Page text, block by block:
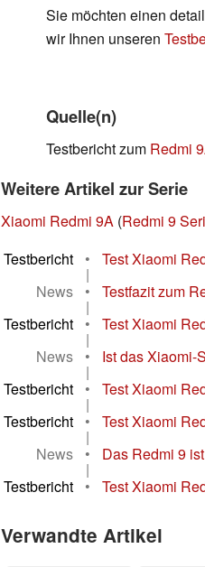
Sie möchten einen
wir Ihnen unseren
Quelle(n)
Testbericht zum Redmi
Weitere Artikel zur Serie
Xiaomi Redmi 9A (Redmi 9
Testbericht
• Test Xiaomi
|
News
• Testfazit zum
|
Testbericht
• Test Xiaomi
|
News
• Ist das Xiaomi-
|
Testbericht
• Test Xiaomi
|
Testbericht
• Test Xiaomi
|
News
• Das Redmi 9
|
Testbericht
• Test Xiaomi
Verwandte Artikel